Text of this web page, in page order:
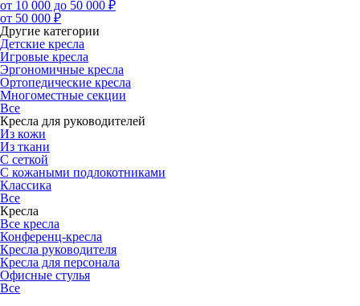
от 10 000 до 50 000 ₽
от 50 000 ₽
Другие категории
Детские кресла
Игровые кресла
Эргономичные кресла
Ортопедические кресла
Многоместные секции
Все
Кресла для руководителей
Из кожи
Из ткани
С сеткой
С кожаными подлокотниками
Классика
Все
Кресла
Все кресла
Конференц-кресла
Кресла руководителя
Кресла для персонала
Офисные стулья
Все